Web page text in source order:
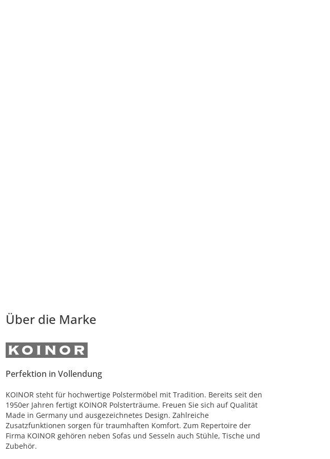
Über die Marke
Perfektion in Vollendung
KOINOR steht für hochwertige Polstermöbel mit Tradition. Bereits seit den
1950er Jahren fertigt KOINOR Polsterträume. Freuen Sie sich auf Qualität
Made in Germany und ausgezeichnetes Design. Zahlreiche
Zusatzfunktionen sorgen für traumhaften Komfort. Zum Repertoire der
Firma KOINOR gehören neben Sofas und Sesseln auch Stühle, Tische und
Zubehör.